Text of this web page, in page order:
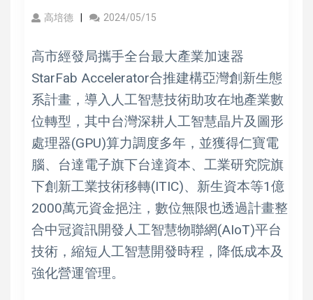
高培德 2024/05/15
高市經發局攜手全台最大產業加速器
StarFab Accelerator合推建構亞灣創新生態
系計畫，導入人工智慧技術助攻在地產業數
位轉型，其中台灣深耕人工智慧晶片及圖形
處理器(GPU)算力調度多年，並獲得仁寶電
腦、台達電子旗下台達資本、工業研究院旗
下創新工業技術移轉(ITIC)、新生資本等1億
2000萬元資金挹注，數位無限也透過計畫整
合中冠資訊開發人工智慧物聯網(AIoT)平台
技術，縮短人工智慧開發時程，降低成本及
強化營運管理。